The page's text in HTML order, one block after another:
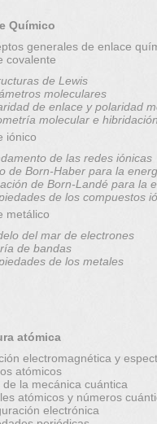
Químico
generales de enlace
covalente
de Lewis
moleculares
de enlace y polaridad
molecular e hibridación
iónico
de las redes iónicas
de Born-Haber para la
de Born-Landé para la
de los compuestos
metálico
del mar de electrones
de bandas
de los metales
atómica
electromagnética y
atómicos
de la mecánica cuántica
atómicos y números
electrónica